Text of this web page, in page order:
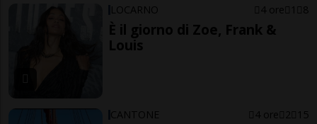
LOCARNO 4 ore 1 8
È il giorno di Zoe, Frank &
Louis
CANTONE 4 ore 2 15